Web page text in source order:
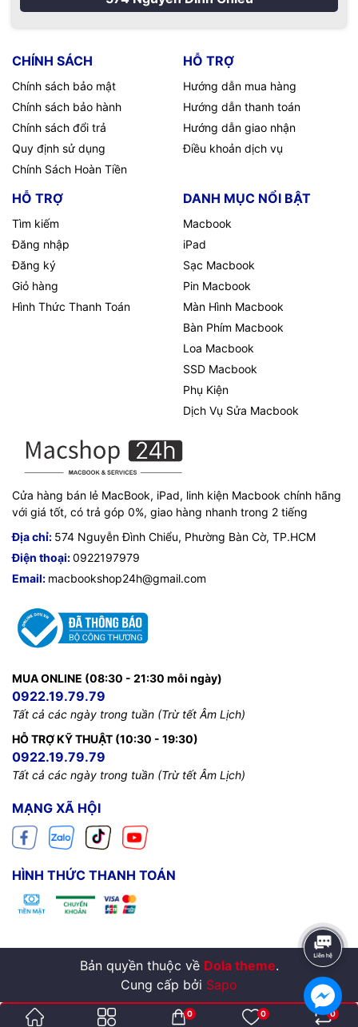
CHÍNH SÁCH
Chính sách bảo mật
Chính sách bảo hành
Chính sách đổi trả
Quy định sử dụng
Chính Sách Hoàn Tiền
HỖ TRỢ
Hướng dẫn mua hàng
Hướng dẫn thanh toán
Hướng dẫn giao nhận
Điều khoản dịch vụ
HỖ TRỢ
Tìm kiếm
Đăng nhập
Đăng ký
Giỏ hàng
Hình Thức Thanh Toán
DANH MỤC NỔI BẬT
Macbook
iPad
Sạc Macbook
Pin Macbook
Màn Hình Macbook
Bàn Phím Macbook
Loa Macbook
SSD Macbook
Phụ Kiện
Dịch Vụ Sửa Macbook
Cửa hàng bán lẻ MacBook, iPad, linh kiện Macbook chính hãng
với giá tốt, có trả góp 0%, giao hàng nhanh trong 2 tiếng
Địa chỉ: 574 Nguyễn Đình Chiểu, Phường Bàn Cờ, TP.HCM
Điện thoại:0922197979
Email: macbookshop24h@gmail.com
MUA ONLINE (08:30 - 21:30 mỗi ngày)
0922.19.79.79
Tất cả các ngày trong tuần (Trừ tết Âm Lịch)
HỖ TRỢ KỸ THUẬT (10:30 - 19:30)
0922.19.79.79
Tất cả các ngày trong tuần (Trừ tết Âm Lịch)
MẠNG XÃ HỘI
HÌNH THỨC THANH TOÁN
Bản quyền thuộc về Dola theme.
Cung cấp bởi Sapo
0 0 0